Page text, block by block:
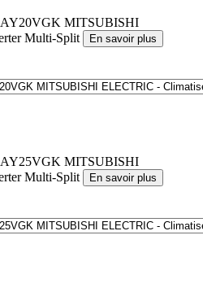
AY20VGK MITSUBISHI
Multi-Split
En savoir plus
AY25VGK MITSUBISHI
Multi-Split
En savoir plus